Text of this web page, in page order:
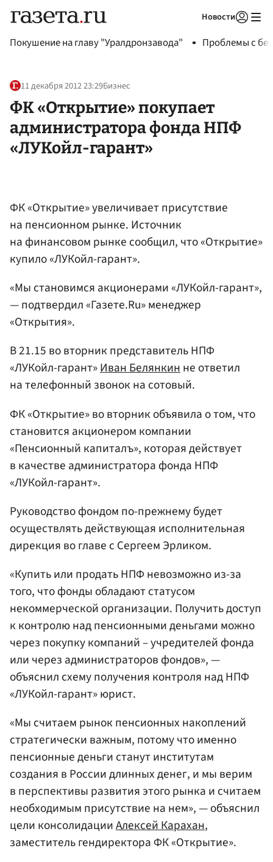
Новости
Покушение на главу "Уралдронзавода" Проблемы с
11 декабря 2012 23:29Бизнес
ФК «Открытие» покупает
администратора фонда НПФ
«ЛУКойл-гарант»
ФК «Открытие» увеличивает присутствие
на пенсионном рынке. Источник
на финансовом рынке сообщил, что «Открытие»
купило «ЛУКойл-гарант».
«Мы становимся акционерами «ЛУКойл-гарант»,
— подтвердил «Газете.Ru» менеджер
«Открытия».
В 21.15 во вторник представитель НПФ
«ЛУКойл-гарант»Иван Белянкинне ответил
на телефонный звонок на сотовый.
ФК «Открытие» во вторник объявила о том, что
становится акционером компании
«Пенсионный капиталъ», которая действует
в качестве администратора фонда НПФ
«ЛУКойл-гарант».
Руководство фондом по-прежнему будет
осуществлять действующая исполнительная
дирекция во главе с Сергеем Эрликом.
«Купить или продать НПФ невозможно из-за
того, что фонды обладают статусом
некоммерческой организации. Получить доступ
к контролю над пенсионными деньгами можно
через покупку компаний – учредителей фонда
или через администраторов фондов», —
объяснил схему получения контроля над НПФ
«ЛУКойл-гарант» юрист.
«Мы считаем рынок пенсионных накоплений
стратегически важным, потому что именно
пенсионные деньги станут институтам
создания в России длинных денег, и мы верим
в перспективы развития этого рынка и считаем
необходимым присутствие на нем», — объяснил
цели консолидацииАлексей Карахан,
заместитель гендиректора ФК «Открытие».